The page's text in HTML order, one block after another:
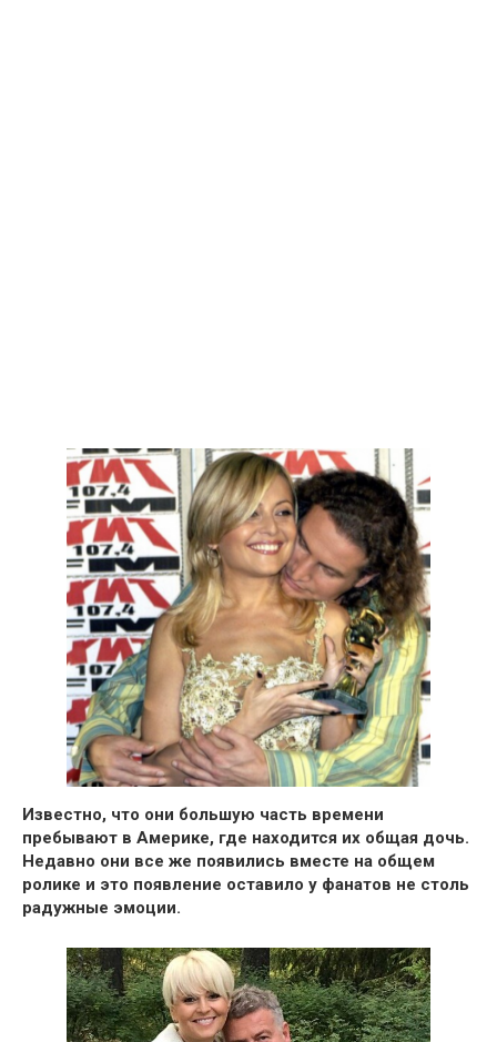
Известно, что они большую часть времени
пребывают в Америке, где находится их общая дочь.
Недавно они все же появились вместе на общем
ролике и это появление оставило у фанатов не столь
радужные эмоции.